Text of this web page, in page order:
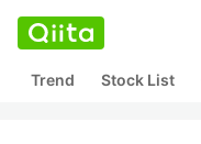
Trend Stock List